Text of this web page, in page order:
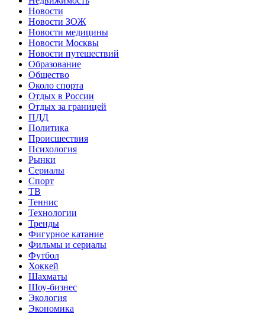
Новости
Новости ЗОЖ
Новости медицины
Новости Москвы
Новости путешествий
Образование
Общество
Около спорта
Отдых в России
Отдых за границей
ПДД
Политика
Происшествия
Психология
Рынки
Сериалы
Спорт
ТВ
Теннис
Технологии
Тренды
Фигурное катание
Фильмы и сериалы
Футбол
Хоккей
Шахматы
Шоу-бизнес
Экология
Экономика